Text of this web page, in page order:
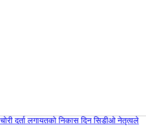
दर्ता लगायतको निकास दिन सिडीओ नेतृत्वले